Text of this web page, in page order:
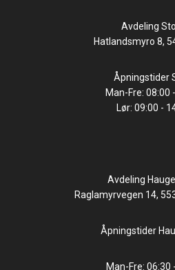
Avdeling
Hatlandsmyro 8,
Åpningstider
Man-Fre: 08:00
Lør: 09:00 -
Avdeling
Raglamyrvegen 14,
Åpningstider
Man-Fre: 06:30